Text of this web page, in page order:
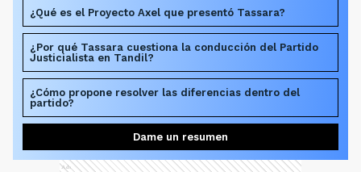
¿Qué es el Proyecto Axel que presentó Tassara?
¿Por qué Tassara cuestiona la conducción del Partido
Justicialista en Tandil?
¿Cómo propone resolver las diferencias dentro del
partido?
Dame un resumen
Ads